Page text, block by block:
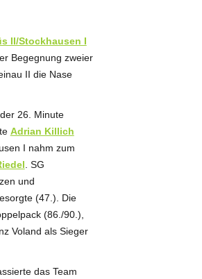
II/Stockhausen I
Begegnung zweier
II die Nase
26. Minute
Adrian Killich
I nahm zum
. SG
und
(47.). Die
(86./90.),
Voland als Sieger
das Team